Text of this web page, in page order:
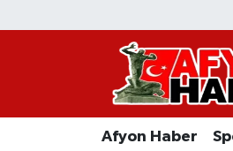
Afyon Haber
Afyon Haber